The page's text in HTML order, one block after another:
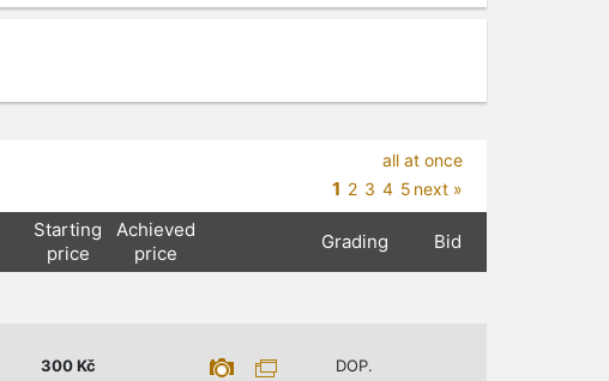
all at once
1 2 3 4 5 next »
Starting
price
Achieved
price
Grading Bid
300 Kč DOP.